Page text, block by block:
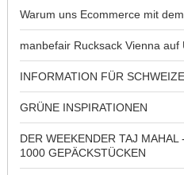
Warum uns Ecommerce mit
manbefair Rucksack Vienna auf
INFORMATION FÜR
GRÜNE INSPIRATIONEN
DER WEEKENDER TAJ
1000 GEPÄCKSTÜCKEN